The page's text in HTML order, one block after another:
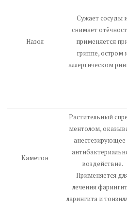
Назол
Сужает сосуды
снимает
применяется
гриппе, остром
аллергическом
Каметон
Растительный
ментолом,
анестезирующее
воздействие.
Применяется
лечения
ларингита и